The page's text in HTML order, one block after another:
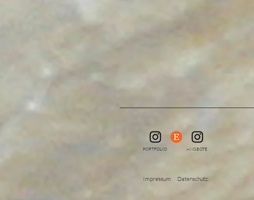
PORTFOLIO ANGBOTE
Impressum Datenschutz